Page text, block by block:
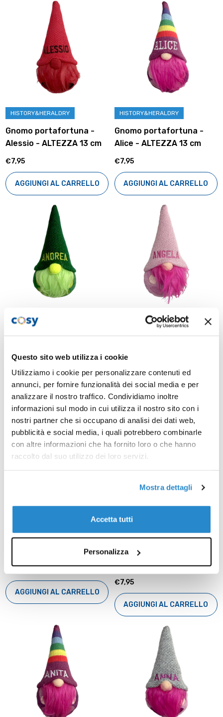
Questo sito web utilizza i cookie
Utilizziamo i cookie per personalizzare contenuti ed
annunci, per fornire funzionalità dei social media e per
analizzare il nostro traffico. Condividiamo inoltre
informazioni sul modo in cui utilizza il nostro sito con i
nostri partner che si occupano di analisi dei dati web,
pubblicità e social media, i quali potrebbero combinarle
con altre informazioni che ha fornito loro o che hanno
raccolto dal suo utilizzo dei loro servizi.
Mostra dettagli
Accetta tutti
Personalizza
HISTORY&HERALDRY
Gnomo portafortuna -
Alessio - ALTEZZA 13 cm
€7,95
AGGIUNGI AL CARRELLO
HISTORY&HERALDRY
Gnomo portafortuna -
Alice - ALTEZZA 13 cm
€7,95
AGGIUNGI AL CARRELLO
HISTORY&HERALDRY
AGGIUNGI AL CARRELLO
HISTORY&HERALDRY
AGGIUNGI AL CARRELLO
Gnomo portafortuna -
Angelo - ALTEZZA 13 cm
AGGIUNGI AL CARRELLO
HISTORY&HERALDRY
Gnomo portafortuna -
Angelo custode -
ALTEZZA 13 cm
€7,95
AGGIUNGI AL CARRELLO